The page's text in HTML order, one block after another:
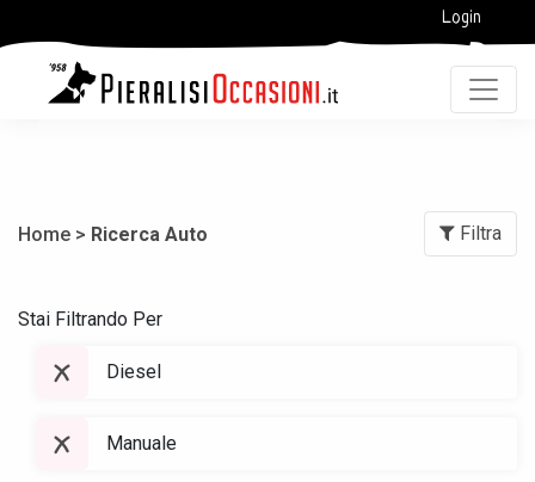
Login
Home > Ricerca Auto Filtra
Stai Filtrando Per
Diesel
Manuale